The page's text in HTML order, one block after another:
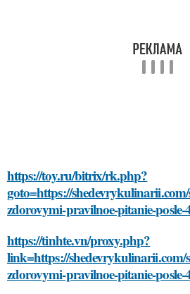
https://toy.ru/bitrix/rk.php?
goto=https://
zdorovymi-pravilnoe-pitanie-posle-
https://tinhte.vn/proxy.php?
link=https://
zdorovymi-pravilnoe-pitanie-posle-